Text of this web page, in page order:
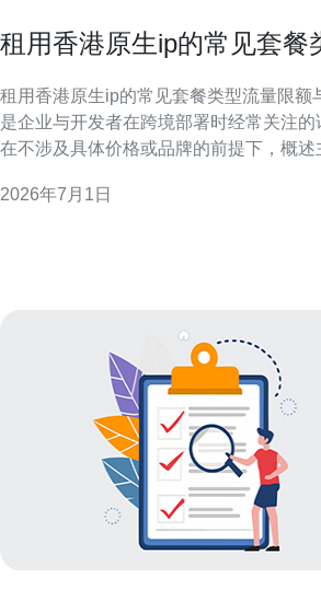
租用香港原生ip的常见套餐
租用香港原生ip的常见套餐类型流量限额
是企业与开发者在跨境部署时经常关注的
在不涉及具体价格或品牌的前提下，概述
在GEO场景中根据业务需求选择合适方案
2026年7月1日